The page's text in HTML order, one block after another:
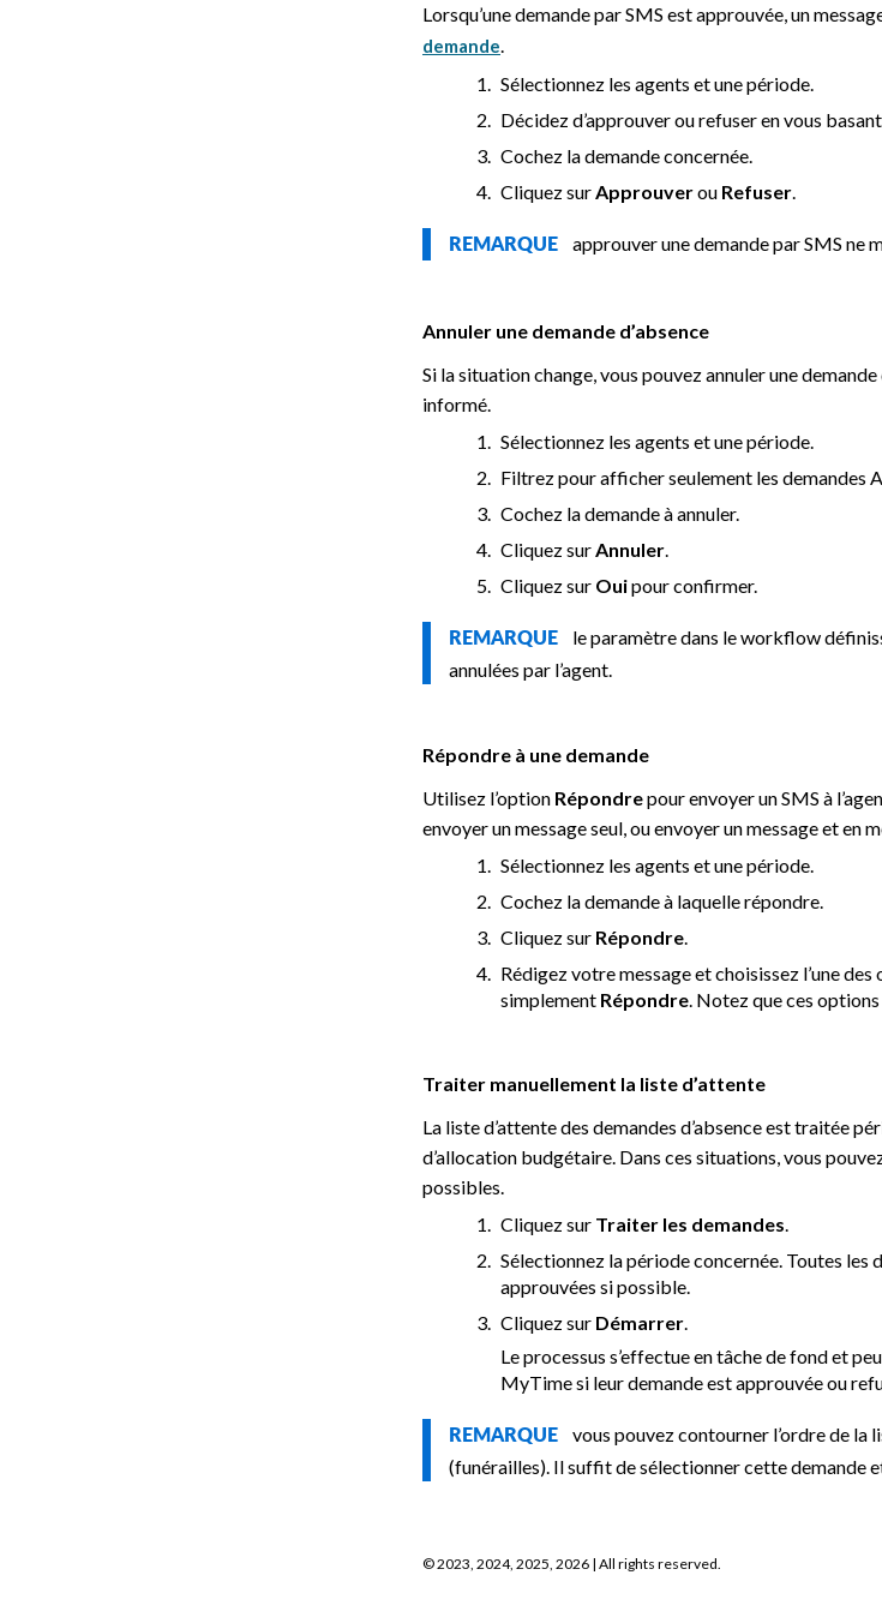
Lorsqu’une demande par SMS est approuvée, un
demande
Sélectionnez les agents et une période.
Décidez d’approuver ou refuser en vous
Cochez la demande concernée.
Cliquez sur Approuverou Refuser
REMARQUE approuver une demande par SMS ne
Annuler une demande d’absence
Si la situation change, vous pouvez annuler une
informé.
Sélectionnez les agents et une période.
Filtrez pour afficher seulement les demandes
Cochez la demande à annuler.
Cliquez surAnnuler.
Cliquez sur Ouipour confirmer.
REMARQUE le paramètre dans le workflow
annulées par l’agent.
Répondre à une demande
Utilisez l’option Répondrepour envoyer un SMS à
envoyer un message seul, ou envoyer un message et en
Sélectionnez les agents et une période.
Cochez la demande à laquelle répondre.
Cliquez sur Répondre.
Rédigez votre message et choisissez l’une des
simplement Répondre. Notez que ces options
Traiter manuellement la liste d’attente
La liste d’attente des demandes d’absence est traitée
d’allocation budgétaire. Dans ces situations, vous
possibles.
Cliquez sur Traiter les demandes.
Sélectionnez la période concernée. Toutes
approuvées si possible.
Cliquez sur Démarrer.
Le processus s’effectue en tâche de fond et
MyTime si leur demande est approuvée ou
REMARQUE vous pouvez contourner l’ordre de la
(funérailles). Il suffit de sélectionner cette demande
©2023, 2024, 2025, 2026 | All rights reserved.